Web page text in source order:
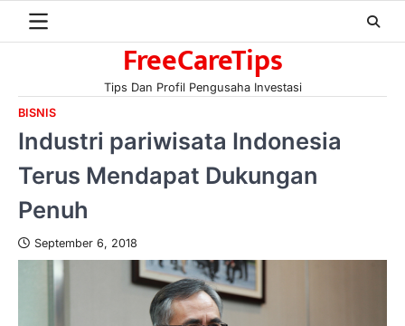
FreeCareTips
Tips Dan Profil Pengusaha Investasi
BISNIS
Industri pariwisata Indonesia
Terus Mendapat Dukungan
Penuh
September 6, 2018